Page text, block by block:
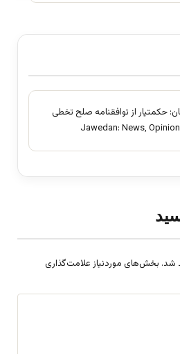
حکمتیار از توافقنامه صلح تخطی
شد. بخش‌های موردنیاز علامت‌گذاری